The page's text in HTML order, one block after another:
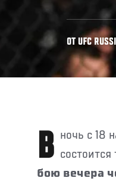
ОТ UFC
В ночь с 18 на 19 июня в Остине (Техас) на арене Moody Center состоится
бою вечера